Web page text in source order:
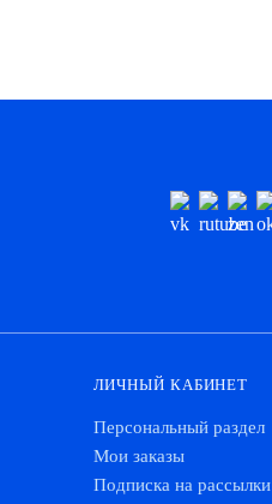
ЛИЧНЫЙ КАБИНЕТ
Персональный раздел
Мои заказы
Подписка на рассылки